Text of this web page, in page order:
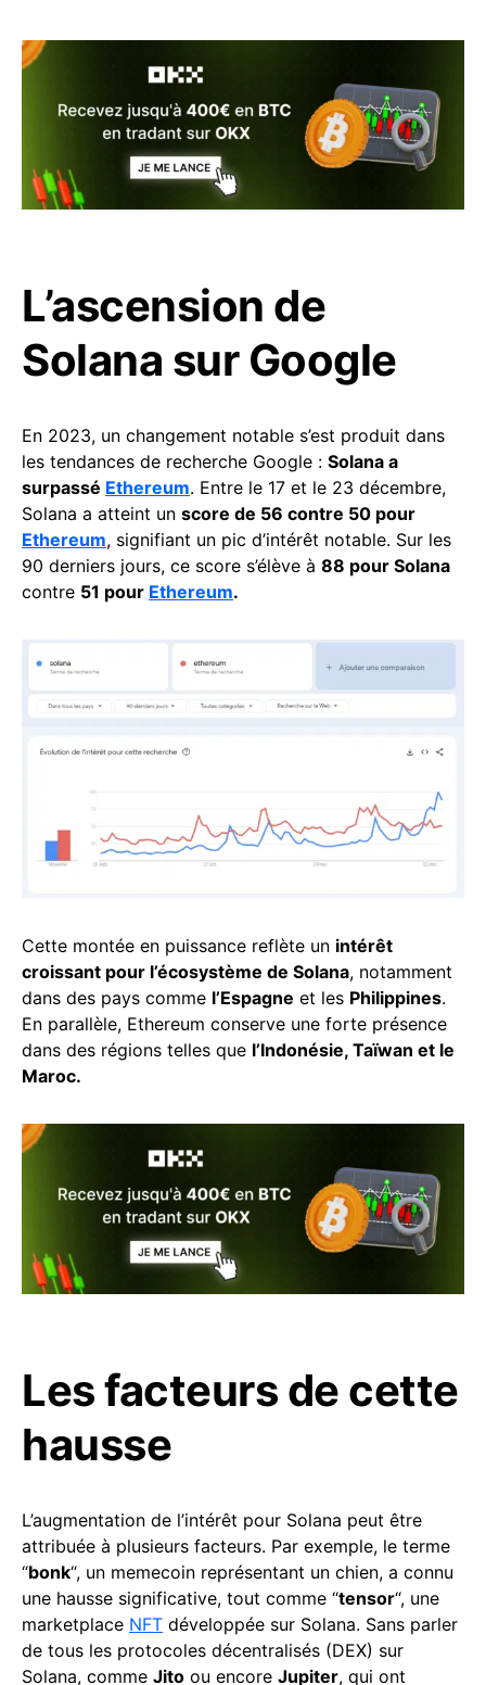
L’ascension de
Solana sur Google
En 2023, un changement notable s’est produit dans
les tendances de recherche Google : Solana a
surpassé Ethereum. Entre le 17 et le 23 décembre,
Solana a atteint un score de 56 contre 50 pour
Ethereum, signifiant un pic d’intérêt notable. Sur les
90 derniers jours, ce score s’élève à 88 pour Solana
contre 51 pour Ethereum.
Cette montée en puissance reflète un intérêt
croissant pour l’écosystème de Solana, notamment
dans des pays comme l’Espagne et les Philippines.
En parallèle, Ethereum conserve une forte présence
dans des régions telles que l’Indonésie, Taïwan et le
Maroc.
Les facteurs de cette
hausse
L’augmentation de l’intérêt pour Solana peut être
attribuée à plusieurs facteurs. Par exemple, le terme
“bonk“, un memecoin représentant un chien, a connu
une hausse significative, tout comme “tensor“, une
marketplace NFT développée sur Solana. Sans parler
de tous les protocoles décentralisés (DEX) sur
Solana, comme Jito ou encore Jupiter, qui ont